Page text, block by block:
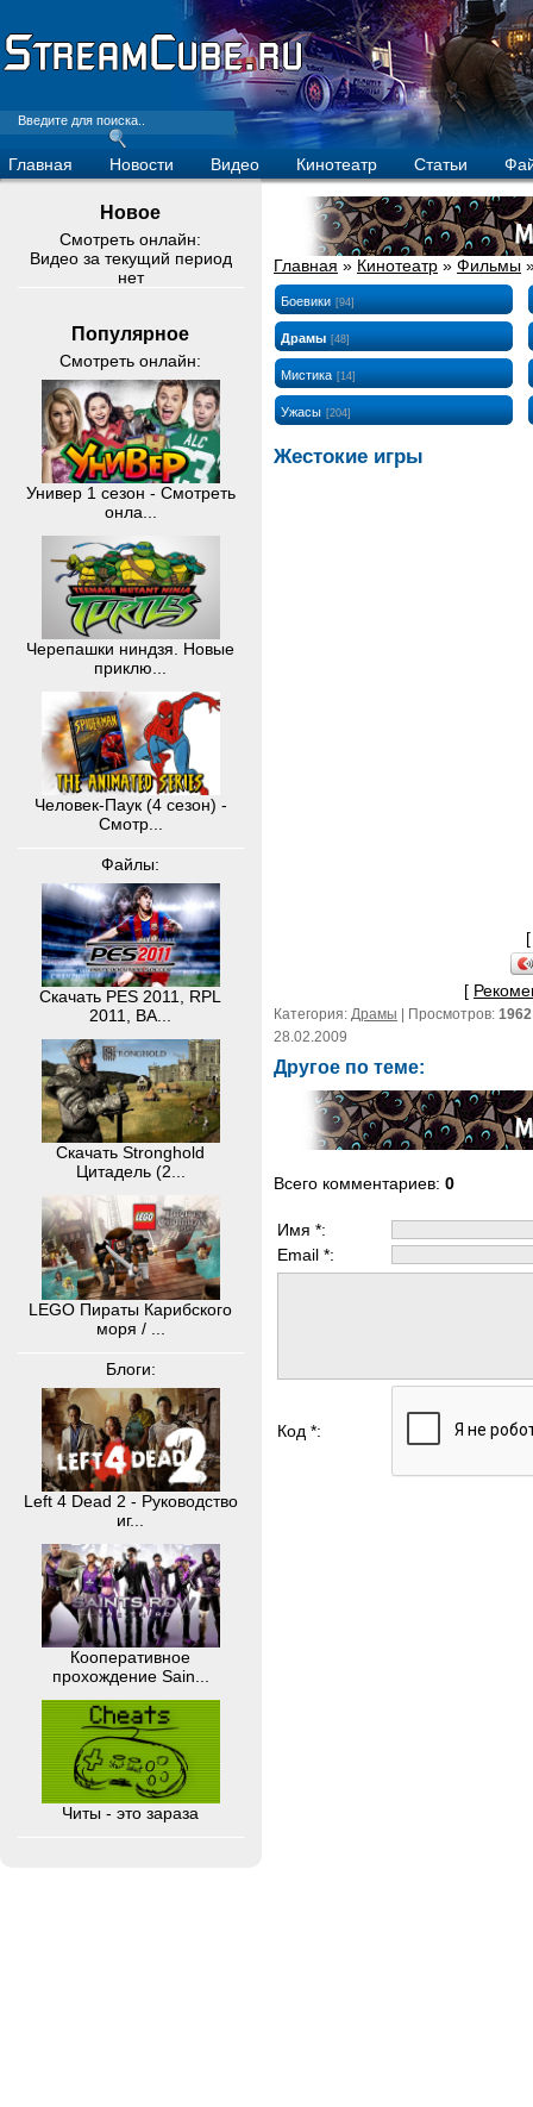
Главная Новости Видео Кинотеатр Статьи
Новое
Смотреть онлайн:
Видео за текущий период
нет
Популярное
Смотреть онлайн:
Универ 1 сезон - Смотреть
онла...
Черепашки ниндзя. Новые
приклю...
Человек-Паук (4 сезон) -
Смотр...
Файлы:
Скачать PES 2011, RPL
2011, BA...
Скачать Stronghold
Цитадель (2...
LEGO Пираты Карибского
моря / ...
Блоги:
Left 4 Dead 2 - Руководство
иг...
Кооперативное
прохождение Sain...
Читы - это зараза
Главная » Кинотеатр » Фильмы
Боевики [94]
Драмы [48]
Мистика [14]
Ужасы [204]
Жестокие игры
[
Категория: Драмы | Просмотров: 1962
28.02.2009
Другое по теме:
Всего комментариев: 0
Имя *:
Email *:
Код *: